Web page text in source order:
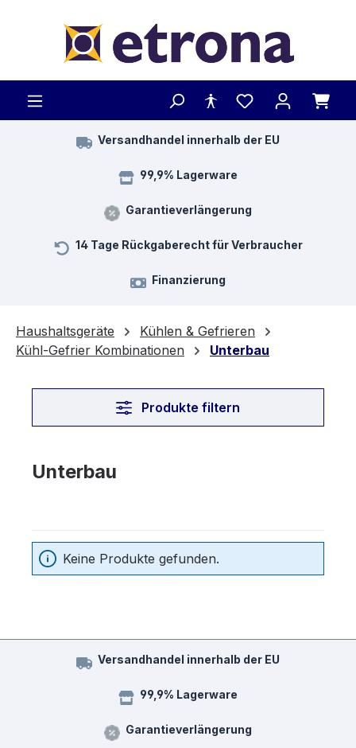
Versandhandel innerhalb der EU
99,9% Lagerware
Garantieverlängerung
14 Tage Rückgaberecht für Verbraucher
Finanzierung
Haushaltsgeräte
Kühlen & Gefrieren
Kühl-Gefrier Kombinationen
Unterbau
Produkte filtern
Unterbau
Keine Produkte gefunden.
Versandhandel innerhalb der EU
99,9% Lagerware
Garantieverlängerung